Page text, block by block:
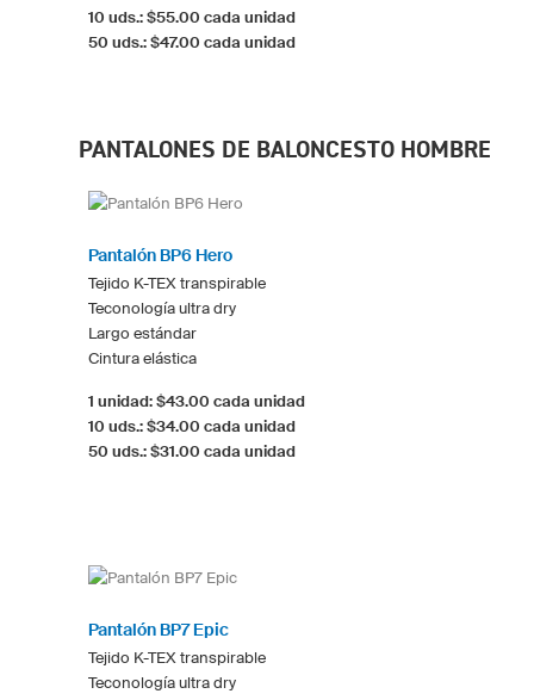
10 uds.: $55.00 cada unidad
50 uds.: $47.00 cada unidad
PANTALONES DE BALONCESTO HOMBRE
Pantalón BP6 Hero
Tejido K-TEX transpirable
Teconología ultra dry
Largo estándar
Cintura elástica
1 unidad: $43.00 cada unidad
10 uds.: $34.00 cada unidad
50 uds.: $31.00 cada unidad
Pantalón BP7 Epic
Tejido K-TEX transpirable
Teconología ultra dry